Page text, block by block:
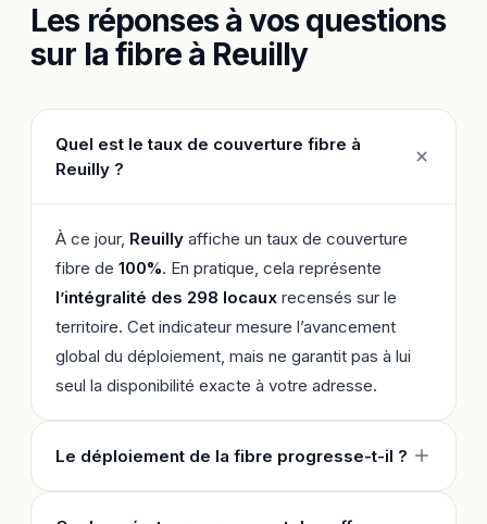
Les réponses à vos questions
sur la fibre à Reuilly
Quel est le taux de couverture fibre à
Reuilly ?
À ce jour, Reuilly affiche un taux de couverture
fibre de 100%. En pratique, cela représente
l’intégralité des 298 locaux recensés sur le
territoire. Cet indicateur mesure l’avancement
global du déploiement, mais ne garantit pas à lui
seul la disponibilité exacte à votre adresse.
Le déploiement de la fibre progresse-t-il ?